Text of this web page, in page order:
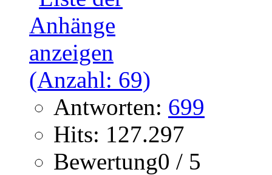
Antworten: 699
Hits: 127.297
Bewertung0 / 5